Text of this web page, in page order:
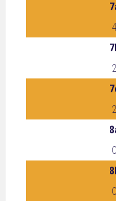
4
2
2
0
0